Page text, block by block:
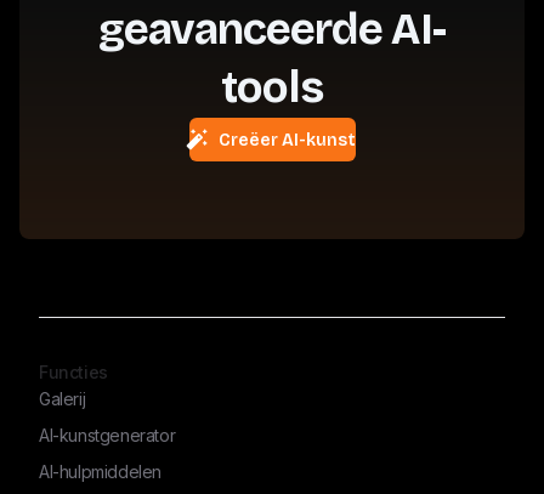
geavanceerde AI-
tools
Creëer AI-kunst
Functies
Galerij
AI-kunstgenerator
AI-hulpmiddelen